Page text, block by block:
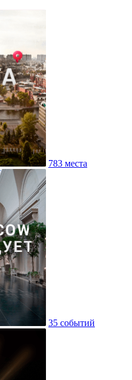
783 места
35 событий